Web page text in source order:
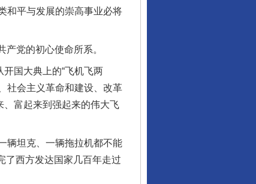
和平与发展的崇高事业必将
党的初心使命所系。
国大典上的“飞机飞两
社会主义革命和建设、改革
富起来到强起来的伟大飞
辆坦克、一辆拖拉机都不能
了西方发达国家几百年走过